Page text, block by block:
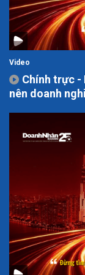
Video
Chính trực -
nên doanh